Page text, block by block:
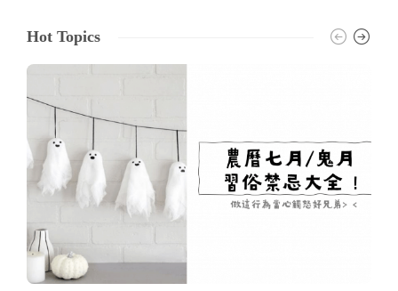
Hot Topics